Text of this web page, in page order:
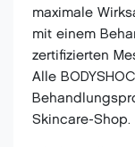
maximale
mit einem
zertifizierten
Alle
Skincare-Shop.